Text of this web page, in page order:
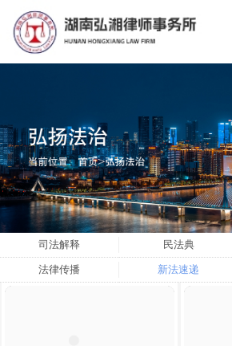
司法解释 民法典
法律传播 新法速递